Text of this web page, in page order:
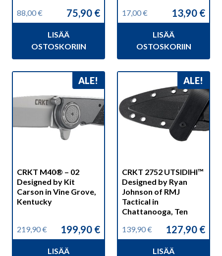
88,00€
Alkuperäinen
hinta
88,00 €.
75,90 €
Nykyinen
hinta
75,90 €.
LISÄÄ
OSTOSKORIIN
17,00€
Alkuperäinen
hinta
17,00 €.
13,90 €
Nykyinen
hinta
13,90 €.
LISÄÄ
OSTOSKORIIN
ALE!
CRKT M40® – 02
Designed by Kit
Carson in Vine Grove,
Kentucky
219,90€
Alkuperäinen
hinta
199,90 €
Nykyinen
hinta
LISÄÄ
ALE!
CRKT 2752 UTSIDIHI™
Designed by Ryan
Johnson of RMJ
Tactical in
Chattanooga, Ten
139,90€
Alkuperäinen
hinta
127,90 €
Nykyinen
hinta
LISÄÄ